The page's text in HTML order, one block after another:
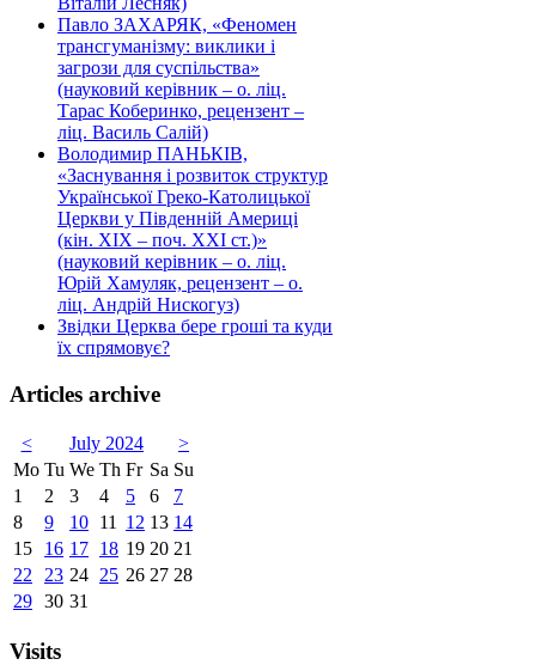
Павло ЗАХАРЯК, «Феномен
трансгуманізму: виклики і
загрози для суспільства»
(науковий керівник – о. ліц.
Тарас Коберинко, рецензент –
ліц. Василь Салій)
Володимир ПАНЬКІВ,
«Заснування і розвиток структур
Української Греко-Католицької
Церкви у Південній Америці
(кін. ХІХ – поч. ХХІ ст.)»
(науковий керівник – о. ліц.
Юрій Хамуляк, рецензент – о.
ліц. Андрій Нискогуз)
Звідки Церква бере гроші та куди
їх спрямовує?
Articles archive
< July 2024
>
Mo Tu We Th Fr Sa Su
1
2 3 4 5 6
7
8
9 10 11 12 13 14
15
16 17 18 19 20 21
22
23 24 25 26 27 28
29 30 31
Visits